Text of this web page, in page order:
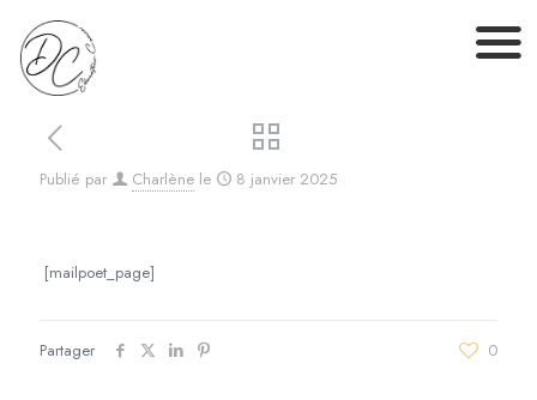
Publié par Charlène le 8 janvier 2025
[mailpoet_page]
Partager 0